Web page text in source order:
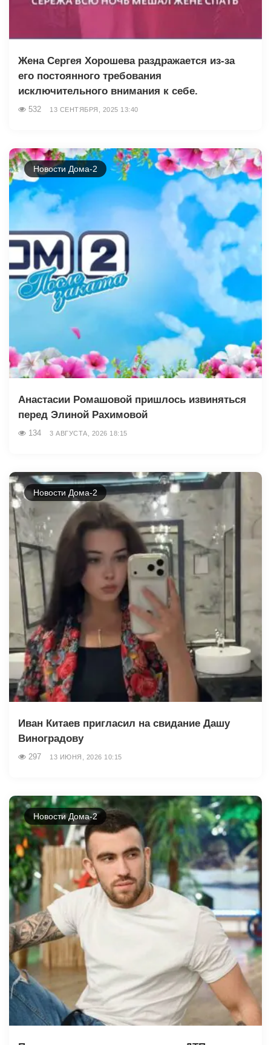
Жена Сергея Хорошева раздражается из-за
его постоянного требования
исключительного внимания к себе.
532 13 СЕНТЯБРЯ, 2025 13:40
Новости Дома-2
Анастасии Ромашовой пришлось извиняться
перед Элиной Рахимовой
134 3 АВГУСТА, 2026 18:15
Новости Дома-2
Иван Китаев пригласил на свидание Дашу
Виноградову
297 13 ИЮНЯ, 2026 10:15
Новости Дома-2